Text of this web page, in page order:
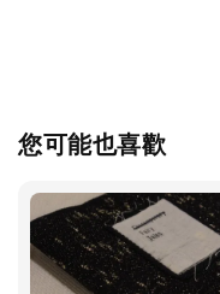
您可能也喜歡